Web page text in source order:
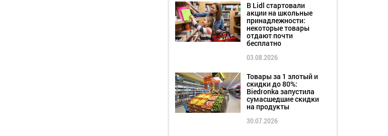
В Lidl стартовали
акции на школьные
принадлежности:
некоторые товары
отдают почти
бесплатно
03.08.2026
Товары за 1 злотый и
скидки до 80%:
Biedronka запустила
сумасшедшие скидки
на продукты
30.07.2026